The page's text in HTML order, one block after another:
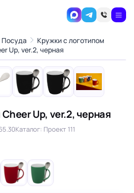
Посуда
Кружки с логотипом
Up, ver.2, черная
›
Up, ver.2, черная
Каталог: Проект 111